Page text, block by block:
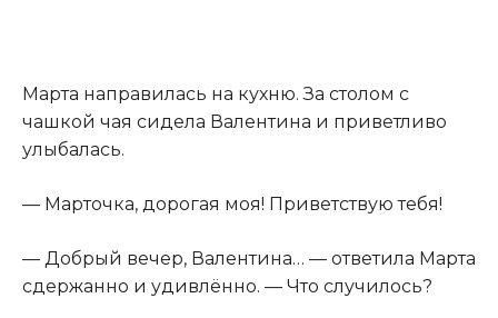
Марта направилась на кухню. За столом с
чашкой чая сидела Валентина и приветливо
улыбалась.
— Марточка, дорогая моя! Приветствую тебя!
— Добрый вечер, Валентина… — ответила Марта
сдержанно и удивлённо. — Что случилось?